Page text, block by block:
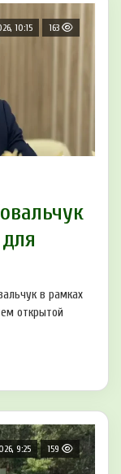
10:15 163
в рамках
открытой
9:25 159